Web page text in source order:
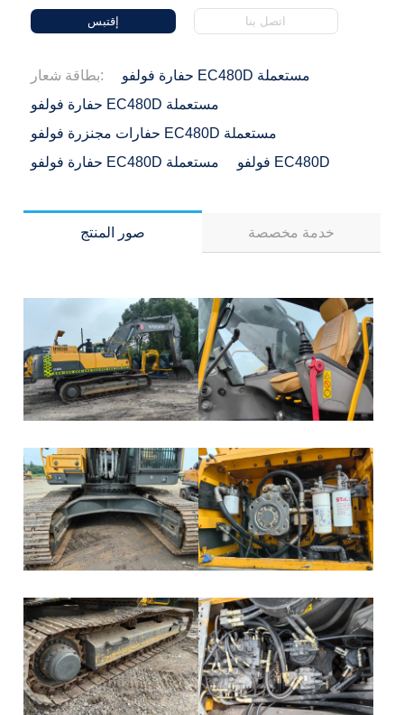
إقتبس اتصل بنا
بطاقة شعار:
حفارة فولفو EC480D مستعملة
حفارة فولفو EC480D مستعملة
حفارات مجنزرة فولفو EC480D مستعملة
حفارة فولفو EC480D مستعملة
فولفو EC480D
صور المنتج خدمة مخصصة